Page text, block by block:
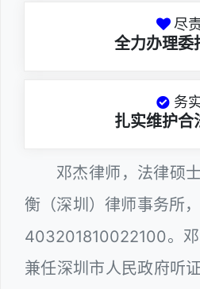
尽
全力办理委
务
扎实维护合
邓杰律师，法律硕
衡（深圳）律师事务所
403201810022100。邓
兼任深圳市人民政府听